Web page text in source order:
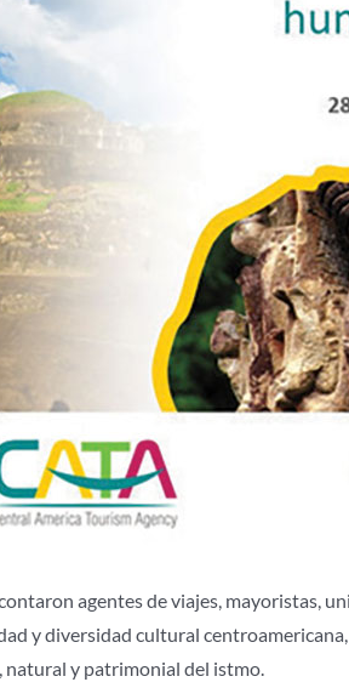
agentes de viajes, mayoristas,
y diversidad cultural
natural y patrimonial del istmo.